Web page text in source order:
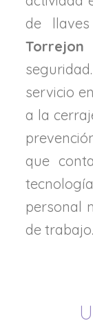
de llaves
servicio
a la
que
personal
de trabajo.